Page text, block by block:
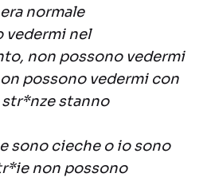
normale
vedermi nel
non possono vedermi
possono vedermi con
stanno
sono cieche o io sono
non possono